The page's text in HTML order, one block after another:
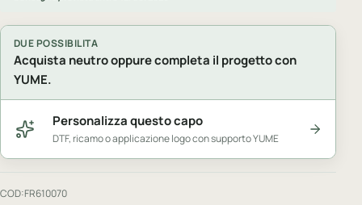
DUE POSSIBILITA
Acquista neutro oppure completa il progetto con
YUME.
Personalizza questo capo
DTF, ricamo o applicazione logo con supporto YUME
COD:FR610070